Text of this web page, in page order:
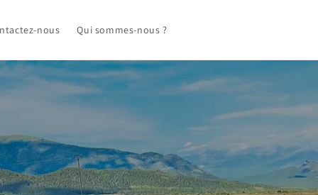
nous Qui sommes-nous ?